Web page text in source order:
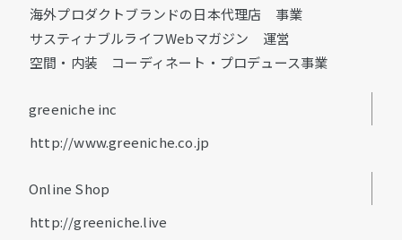
海外プロダクトブランドの日本代理店 事業
サスティナブルライフWebマガジン 運営
空間・内装 コーディネート・プロデュース事業
greeniche inc
http://www.greeniche.co.jp
Online Shop
http://greeniche.live